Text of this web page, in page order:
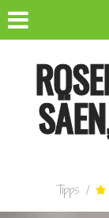
Tipps /